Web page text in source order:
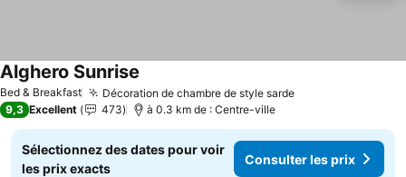
Bed & Breakfast Décoration de chambre de style sarde
Alghero Sunrise
9,3 Excellent 473 à 0.3 km de : Centre-ville
Sélectionnez des dates pour voir
les prix exacts
Consulter les prix